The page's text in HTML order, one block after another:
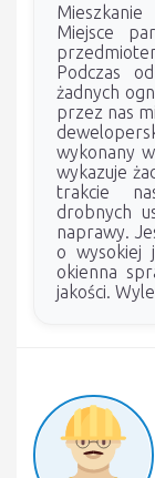
Miejsce
Podczas
żadnych
przez nas
wykonany
wykazuje
trakcie
drobnych
naprawy.
o wysokiej
okienna
jakości.